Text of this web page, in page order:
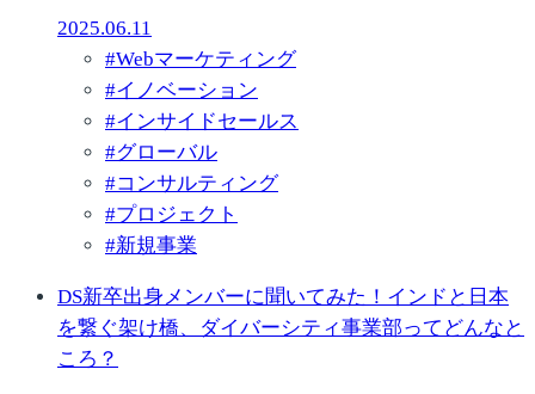
2025.06.11
#Webマーケティング
#イノベーション
#インサイドセールス
#グローバル
#コンサルティング
#プロジェクト
#新規事業
DS新卒出身メンバーに聞いてみた！インドと日本
を繋ぐ架け橋、ダイバーシティ事業部ってどんなと
ころ？